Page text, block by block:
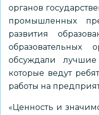
органов
промышленных
развития
образовательных
обсуждали
которые ведут
работы на
«Ценность и